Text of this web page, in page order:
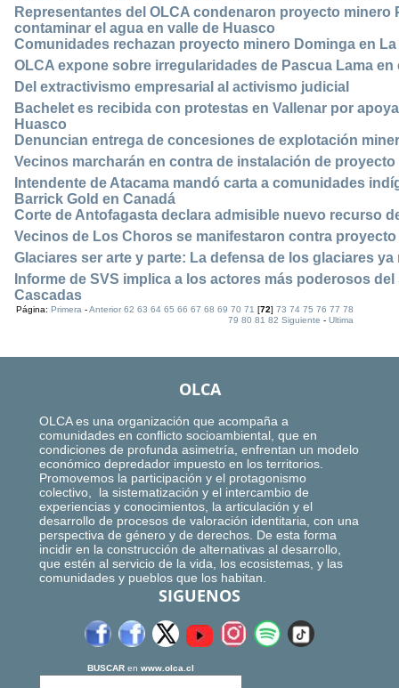
Representantes del OLCA condenaron proyecto
contaminar el agua en valle de Huasco
Comunidades rechazan proyecto minero Dominga en
OLCA expone sobre irregularidades de Pascua Lama en
Del extractivismo empresarial al activismo judicial
Bachelet es recibida con protestas en Vallenar por
Huasco
Denuncian entrega de concesiones de explotación
Vecinos marcharán en contra de instalación de
Intendente de Atacama mandó carta a comunidades
Barrick Gold en Canadá
Corte de Antofagasta declara admisible nuevo recurso
Vecinos de Los Choros se manifestaron contra
Glaciares ser arte y parte: La defensa de los glaciares
Informe de SVS implica a los actores más poderosos
Cascadas
Página:Primera -Anterior 62 63 64 65 66 67 68 69 70 71 [72]73 74 75 76 77 78
79 80 81 82 Siguiente -Ultima
OLCA
OLCA es una organización que acompaña a
comunidades en conflicto socioambiental, que en
condiciones de profunda asimetría, enfrentan un modelo
económico depredador impuesto en los territorios.
Promovemos la participación y el protagonismo
colectivo, la sistematización y el intercambio de
experiencias y conocimientos, la articulación y el
desarrollo de procesos de valoración identitaria, con una
perspectiva de género y de derechos. De esta forma
incidir en la construcción de alternativas al desarrollo,
que estén al servicio de la vida, los ecosistemas, y las
comunidades y pueblos que los habitan.
SIGUENOS
BUSCAR en www.olca.cl